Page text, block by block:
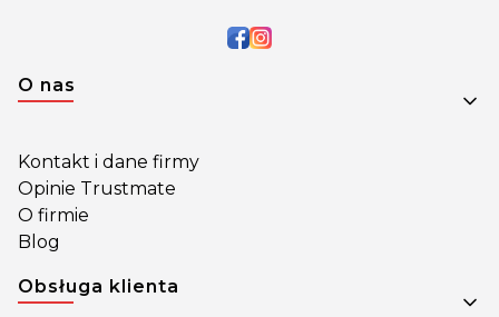
Linki w stopce
O nas
Kontakt i dane firmy
Opinie Trustmate
O firmie
Blog
Obsługa klienta